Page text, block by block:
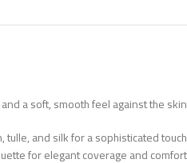
a soft, smooth feel against the skin.
and silk for a sophisticated touch
for elegant coverage and comfort